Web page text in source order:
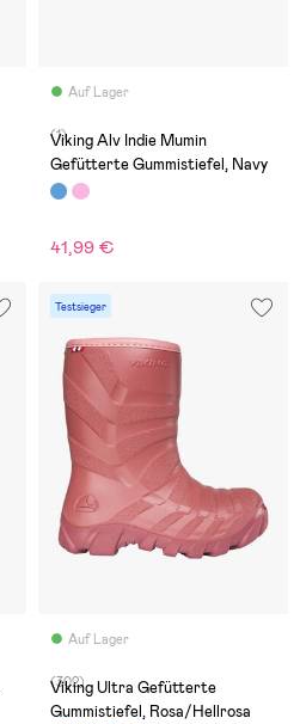
Auf Lager
(1)
Viking Alv Indie Mumin
Gefütterte Gummistiefel, Navy
41,99 €
Testsieger
Auf Lager
(302)
Viking Ultra Gefütterte
Gummistiefel, Rosa/Hellrosa